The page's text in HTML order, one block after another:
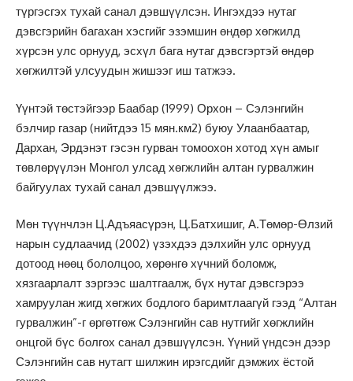
түргэсгэх тухай санал дэвшүүлсэн. Ингэхдээ нутаг
дэвсгэрийн багахан хэсгийг эзэмшин өндөр хөгжилд
хүрсэн улс орнууд, эсхүл бага нутаг дэвсгэртэй өндөр
хөгжилтэй улсуудын жишээг иш татжээ.
Үүнтэй төстэйгээр Баабар (1999) Орхон – Сэлэнгийн
бэлчир газар (нийтдээ 15 мян.км2) буюу Улаанбаатар,
Дархан, Эрдэнэт гэсэн гурван томоохон хотод хүн амыг
төвлөрүүлэн Монгол улсад хөгжлийн алтан гурвалжин
байгуулах тухай санал дэвшүүлжээ.
Мөн түүнчлэн Ц.Адъяасүрэн, Ц.Батхишиг, А.Төмөр-Өлзий
нарын судлаачид (2002) үзэхдээ дэлхийн улс орнууд
дотоод нөөц бололцоо, хөрөнгө хүчний боломж,
хязгаарлалт зэргээс шалтгаалж, бүх нутаг дэвсгэрээ
хамруулан жигд хөгжих бодлого баримтлаагүй гээд “Алтан
гурвалжин”-г өргөтгөж Сэлэнгийн сав нутгийг хөгжлийн
онцгой бүс болгох санал дэвшүүлсэн. Үүний үндсэн дээр
Сэлэнгийн сав нутагт шилжин ирэгсдийг дэмжих ёстой